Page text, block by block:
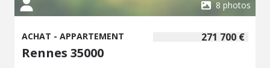
8 photos
271 700 €
ACHAT - APPARTEMENT
Rennes 35000